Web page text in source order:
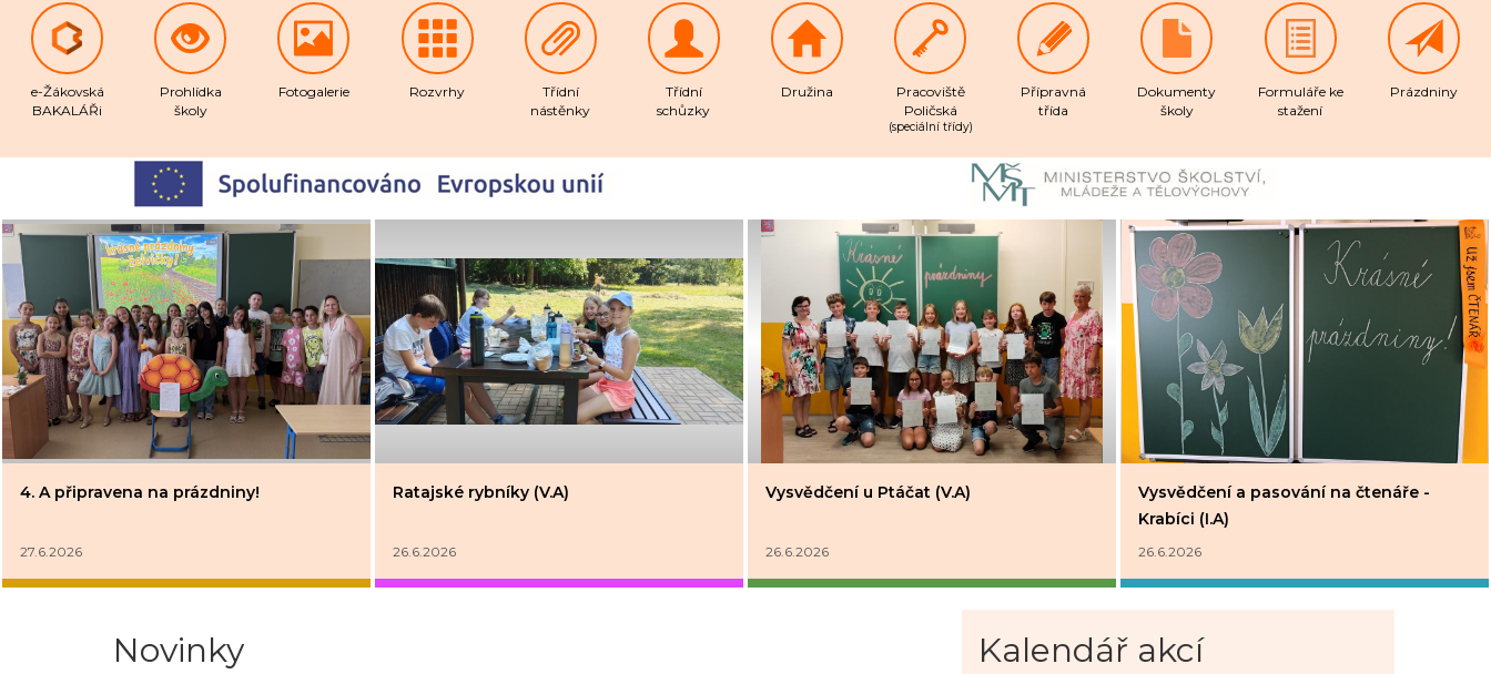
e-Žákovská
BAKALÁŘi
Prohlídka
školy
Fotogalerie Rozvrhy
Třídní
nástěnky
Třídní
schůzky
Družina
Pracoviště
Poličská
(speciální třídy)
Přípravná
třída
Dokumenty
školy
Formuláře ke
stažení
Prázdniny
4. A připravena na prázdniny!
27.6.2026
Ratajské rybníky (V.A)
26.6.2026
Vysvědčení u Ptáčat (V.A)
26.6.2026
Vysvědčení a pasování na čtenáře -
Krabíci (I.A)
26.6.2026
Novinky Kalendář akcí